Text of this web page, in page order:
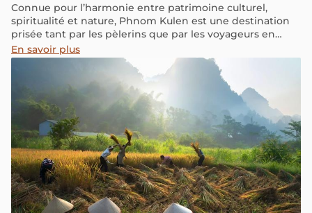
Connue pour l’harmonie entre patrimoine culturel,
spiritualité et nature, Phnom Kulen est une destination
prisée tant par les pèlerins que par les voyageurs en
quête de découverte.
En savoir plus